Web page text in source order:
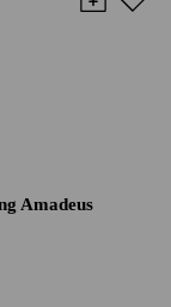
Amadeus